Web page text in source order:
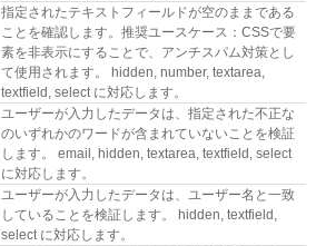
指定されたテキストフィールドが空のままである
ことを確認します。推奨ユースケース：CSSで要
素を非表示にすることで、アンチスパム対策とし
て使用されます。 hidden, number, textarea,
textfield, select に対応します。
ユーザーが入力したデータは、指定された不正な
のいずれかのワードが含まれていないことを検証
します。 email, hidden, textarea, textfield, select
に対応します。
ユーザーが入力したデータは、ユーザー名と一致
していることを検証します。 hidden, textfield,
select に対応します。